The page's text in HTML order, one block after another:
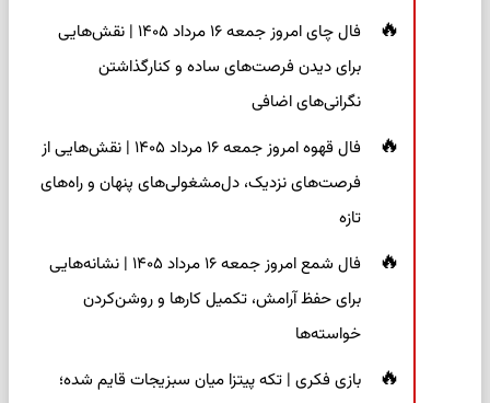
فال چای امروز جمعه ۱۶ مرداد ۱۴۰۵ | نقش‌هایی
برای دیدن فرصت‌های ساده و کنارگذاشتن
نگرانی‌های اضافی
فال قهوه امروز جمعه ۱۶ مرداد ۱۴۰۵ | نقش‌هایی از
فرصت‌های نزدیک، دل‌مشغولی‌های پنهان و راه‌های
تازه
فال شمع امروز جمعه ۱۶ مرداد ۱۴۰۵ | نشانه‌هایی
برای حفظ آرامش، تکمیل کارها و روشن‌کردن
خواسته‌ها
بازی فکری | تکه پیتزا میان سبزیجات قایم شده؛